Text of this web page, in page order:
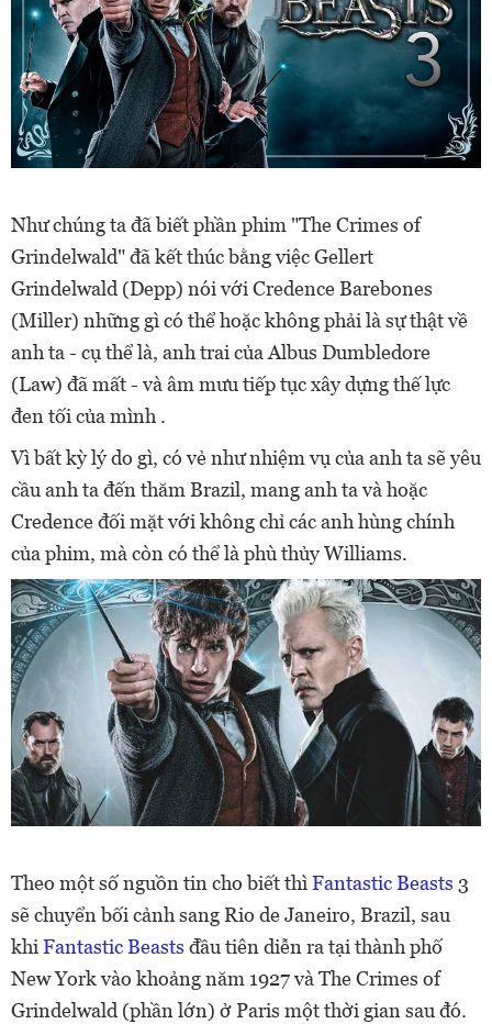
Như chúng ta đã biết phần phim "The Crimes of
Grindelwald" đã kết thúc bằng việc Gellert
Grindelwald (Depp) nói với Credence Barebones
(Miller) những gì có thể hoặc không phải là sự thật về
anh ta - cụ thể là, anh trai của Albus Dumbledore
(Law) đã mất - và âm mưu tiếp tục xây dựng thế lực
đen tối của mình .
Vì bất kỳ lý do gì, có vẻ như nhiệm vụ của anh ta sẽ yêu
cầu anh ta đến thăm Brazil, mang anh ta và hoặc
Credence đối mặt với không chỉ các anh hùng chính
của phim, mà còn có thể là phù thủy Williams.
Theo một số nguồn tin cho biết thì Fantastic Beasts 3
sẽ chuyển bối cảnh sang Rio de Janeiro, Brazil, sau
khi Fantastic Beasts đầu tiên diễn ra tại thành phố
New York vào khoảng năm 1927 và The Crimes of
Grindelwald (phần lớn) ở Paris một thời gian sau đó.